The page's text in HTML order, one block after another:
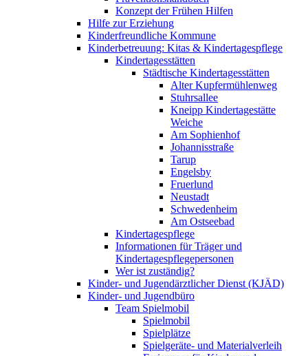
Konzept der Frühen Hilfen
Hilfe zur Erziehung
Kinderfreundliche Kommune
Kinderbetreuung: Kitas & Kindertagespflege
Kindertagesstätten
Städtische Kindertagesstätten
Alter Kupfermühlenweg
Stuhrsallee
Kneipp Kindertagestätte
Weiche
Am Sophienhof
Johannisstraße
Tarup
Engelsby
Fruerlund
Neustadt
Schwedenheim
Am Ostseebad
Kindertagespflege
Informationen für Träger und
Kindertagespflegepersonen
Wer ist zuständig?
Kinder- und Jugendärztlicher Dienst (KJÄD)
Kinder- und Jugendbüro
Team Spielmobil
Spielmobil
Spielplätze
Spielgeräte- und Materialverleih